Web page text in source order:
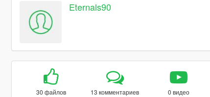
Eternals90
30 файлов
13 комментариев 0 видео